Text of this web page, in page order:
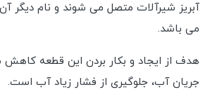
آبریز شیرآلات متصل می شوند و نام دیگر
می باشد.
هدف از ایجاد و بکار بردن این قطعه
جریان آب، جلوگیری از فشار زیاد آب است.